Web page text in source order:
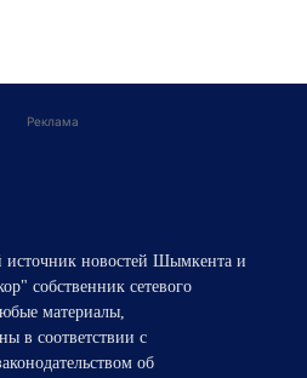
Реклама
новостей Шымкента и
собственник сетевого
материалы,
в соответствии с
об